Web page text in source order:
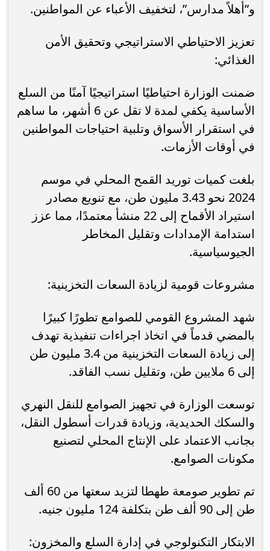
و”أهلاً مدارس”، لتخفيف الأعباء عن المواطنين.
تعزيز الاحتياطي الاستراتيجي وتحقيق الأمن
الغذائي:
ضمنت الوزارة احتياطيًا استراتيجيًا آمنًا من السلع
الأساسية يكفي لمدة لا تقل عن 6 أشهر، ما ساهم
في استقرار الأسواق وتلبية احتياجات المواطنين
في أوقات الأزمات.
بلغت كميات توريد القمح المحلي في موسم
2024 نحو 3.43 مليون طن، مع تنويع مصادر
استيراد الأقماح إلى 22 منشأ معتمدًا، مما عزز
استدامة الإمدادات وتقليل المخاطر
الجيوسياسية.
مشروعات قومية لزيادة السعات التخزينية:
شهد المشروع القومي للصوامع تطورًا كبيرًا
بالمضي قدماً في اتخاذ اجراءات تنفيذية تهدف
إلى زيادة السعات التخزينية من 3.4 مليون طن
إلى 6 ملايين طن، وتقليل نسب الفاقد.
توسعت الوزارة في تجهيز الصوامع للنقل النهري
والسكك الحديدية، وزيادة قدرات أسطول النقل،
بجانب الاعتماد على الإنتاج المحلي لتصنيع
مكونات الصوامع.
تم تطوير صومعة طهطا لتزيد سعتها من 60 ألف
طن إلى 90 ألف طن بتكلفة 124 مليون جنيه.
الابتكار التكنولوجي في إدارة السلع والمخزون: